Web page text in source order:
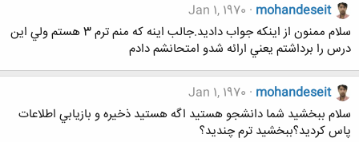
mohandeseit
Jan 1, 1970
سلام ممنون از اينكه جواب داديد.جالب اينه كه منم ترم 3 هستم ولي اين
درس را برداشتم يعني ارائه شدو امتحانشم دادم
mohandeseit
Jan 1, 1970
سلام ببخشيد شما دانشجو هستيد اگه هستيد ذخيره و بازيابي اطلاعات
پاس كرديد؟ببخشيد ترم چنديد؟